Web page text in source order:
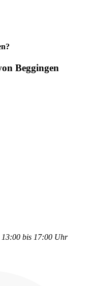
Beggingen
bis 17:00 Uhr